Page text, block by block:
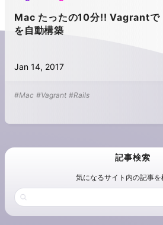
Mac たったの10分!! Vagrant
を自動構築
Jan 14, 2017
#Mac #Vagrant #Rails
記事検索
気になるサイト内の記事を